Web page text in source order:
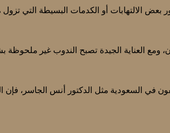
الالتهابات أو الكدمات البسيطة التي
العناية الجيدة تصبح الندوب غير ملحوظة
في السعودية مثل الدكتور أنس الجاسر، فإن